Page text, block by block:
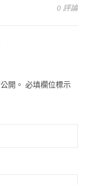
0 評論
開。 必填欄位標示